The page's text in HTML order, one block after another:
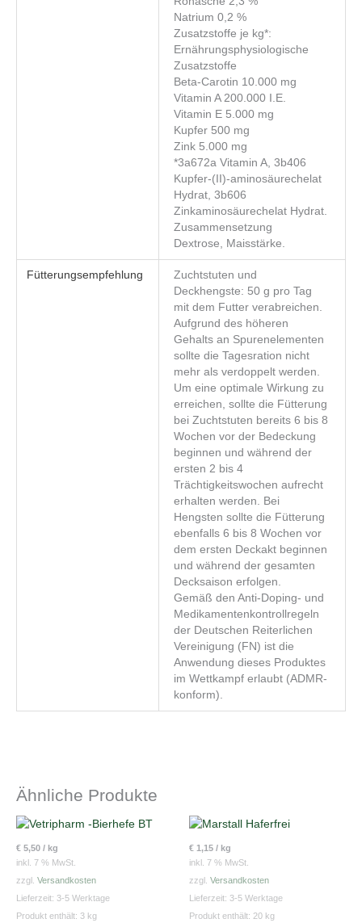
Natrium 0,2 %
Zusatzstoffe je kg*:
Ernährungsphysiologische
Zusatzstoffe
Beta-Carotin 10.000 mg
Vitamin A 200.000 I.E.
Vitamin E 5.000 mg
Kupfer 500 mg
Zink 5.000 mg
*3a672a Vitamin A, 3b406
Kupfer-(II)-aminosäurechelat
Hydrat, 3b606
Zinkaminosäurechelat Hydrat.
Zusammensetzung
Dextrose, Maisstärke.
Fütterungsempfehlung
Zuchtstuten und
Deckhengste: 50 g pro Tag
mit dem Futter verabreichen.
Aufgrund des höheren
Gehalts an Spurenelementen
sollte die Tagesration nicht
mehr als verdoppelt werden.
Um eine optimale Wirkung zu
erreichen, sollte die Fütterung
bei Zuchtstuten bereits 6 bis 8
Wochen vor der Bedeckung
beginnen und während der
ersten 2 bis 4
Trächtigkeitswochen aufrecht
erhalten werden. Bei
Hengsten sollte die Fütterung
ebenfalls 6 bis 8 Wochen vor
dem ersten Deckakt beginnen
und während der gesamten
Decksaison erfolgen.
Gemäß den Anti-Doping- und
Medikamentenkontrollregeln
der Deutschen Reiterlichen
Vereinigung (FN) ist die
Anwendung dieses Produktes
im Wettkampf erlaubt (ADMR-
konform).
Ähnliche Produkte
€ 5,50 / kg
inkl. 7 % MwSt.
zzgl. Versandkosten
Lieferzeit: 3-5 Werktage
Produkt enthält: 3 kg
€ 1,15 / kg
inkl. 7 % MwSt.
zzgl. Versandkosten
Lieferzeit: 3-5 Werktage
Produkt enthält: 20 kg